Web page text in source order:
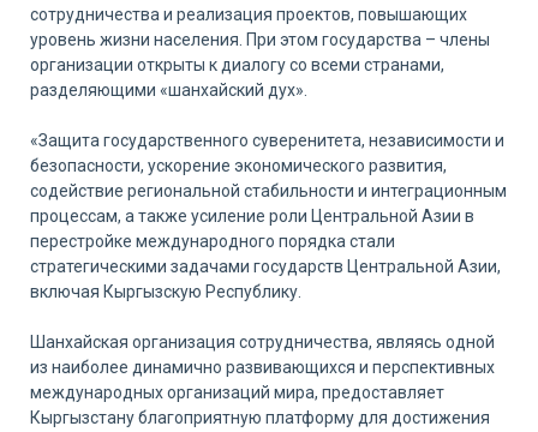
сотрудничества и реализация проектов, повышающих
уровень жизни населения. При этом государства – члены
организации открыты к диалогу со всеми странами,
разделяющими «шанхайский дух».
«Защита государственного суверенитета, независимости и
безопасности, ускорение экономического развития,
содействие региональной стабильности и интеграционным
процессам, а также усиление роли Центральной Азии в
перестройке международного порядка стали
стратегическими задачами государств Центральной Азии,
включая Кыргызскую Республику.
Шанхайская организация сотрудничества, являясь одной
из наиболее динамично развивающихся и перспективных
международных организаций мира, предоставляет
Кыргызстану благоприятную платформу для достижения